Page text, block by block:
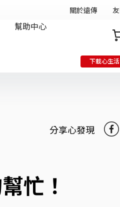
下載心生活
分享心發現
忙！